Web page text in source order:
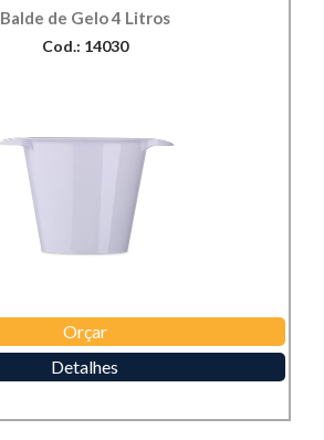
Balde de Gelo 4 Litros
Cod.: 14030
Orçar
Detalhes